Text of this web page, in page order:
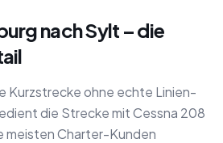
nach Sylt – die
Kurzstrecke ohne echte Linien-
die Strecke mit Cessna 208
meisten Charter-Kunden